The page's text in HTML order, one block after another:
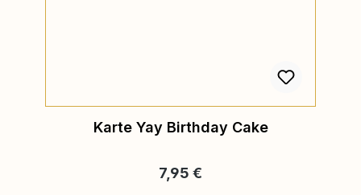
Karte Yay Birthday Cake
Regulärer Preis:
7,95 €